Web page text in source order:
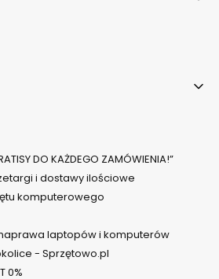
DO KAŻDEGO ZAMÓWIENIA!”
i dostawy ilościowe
komputerowego
laptopów i komputerów
- Sprzętowo.pl
0%